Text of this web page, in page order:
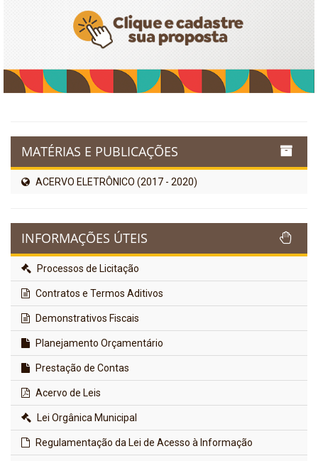
MATÉRIAS E PUBLICAÇÕES
ACERVO ELETRÔNICO (2017 - 2020)
INFORMAÇÕES ÚTEIS
Processos de Licitação
Contratos e Termos Aditivos
Demonstrativos Fiscais
Planejamento Orçamentário
Prestação de Contas
Acervo de Leis
Lei Orgânica Municipal
Regulamentação da Lei de Acesso à Informação